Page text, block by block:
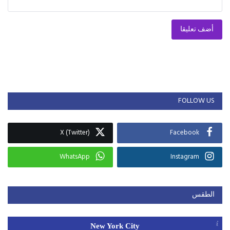
أضف تعليقا
FOLLOW US
Facebook
X (Twitter)
Instagram
WhatsApp
الطقس
New York City